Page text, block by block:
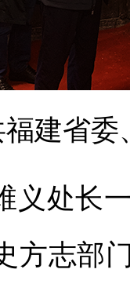
建省
义处长
方志部